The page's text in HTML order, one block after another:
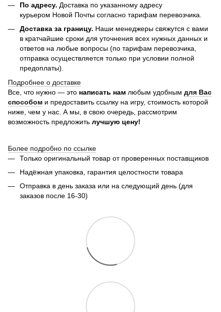
По адресу. Доставка по указанному адресу
курьером Новой Почты согласно тарифам перевозчика.
Доставка за границу. Наши менеджеры свяжутся с вами
в кратчайшие сроки для уточнения всех нужных данных и
ответов на любые вопросы (по тарифам перевозчика,
отправка осуществляется только при условии полной
предоплаты).
Подробнее о доставке
Все, что нужно — это написать нам любым удобным для Вас
способом и предоставить ссылку на игру, стоимость которой
ниже, чем у нас. А мы, в свою очередь, рассмотрим
возможность предложить лучшую цену!
Более подробно по ссылке
Только оригинальный товар от проверенных поставщиков
Надёжная упаковка, гарантия целостности товара
Отправка в день заказа или на следующий день (для
заказов после 16-30)